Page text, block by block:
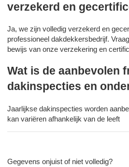
verzekerd en
Ja, we zijn volledig verzekerd en
professioneel dakdekkersbedrijf.
bewijs van onze verzekering en
Wat is de aanbevolen
dakinspecties en
Jaarlijkse dakinspecties worden
kan variëren afhankelijk van de leeft
Gegevens onjuist of niet volledig?